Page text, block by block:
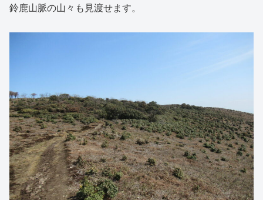
鈴鹿山脈の山々も見渡せます。